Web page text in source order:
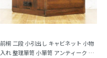
前桐 二段 小引出し キャビネット 小物
入れ 整理箪笥 小箪笥 アンティーク 骨